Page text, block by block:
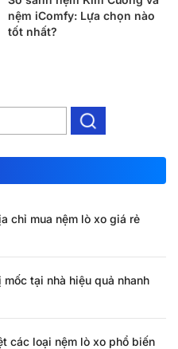
nệm iComfy: Lựa chọn nào
tốt nhất?
chỉ mua nệm lò xo giá rẻ
tại nhà hiệu quả nhanh
các loại nệm lò xo phổ biến